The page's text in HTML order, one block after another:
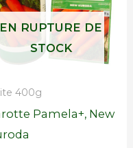
EN RUPTURE DE
STOCK
400g
Pamela+, New